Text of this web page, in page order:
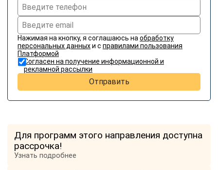
Нажимая на кнопку, я соглашаюсь на обработку
персональных данныхи с правилами пользования
Платформой
Согласен на получение информационной и
рекламной рассылки
Отправить
Для программ этого направления доступна
рассрочка!
Узнать подробнее